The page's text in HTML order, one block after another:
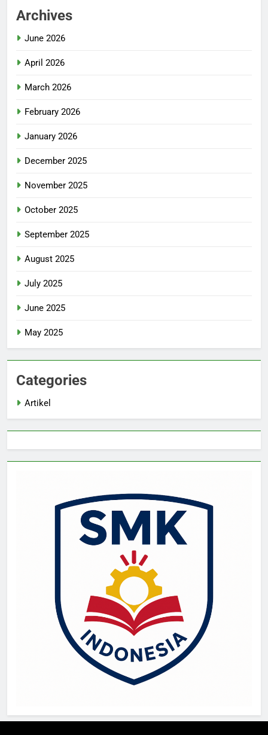
Archives
June 2026
April 2026
March 2026
February 2026
January 2026
December 2025
November 2025
October 2025
September 2025
August 2025
July 2025
June 2025
May 2025
Categories
Artikel